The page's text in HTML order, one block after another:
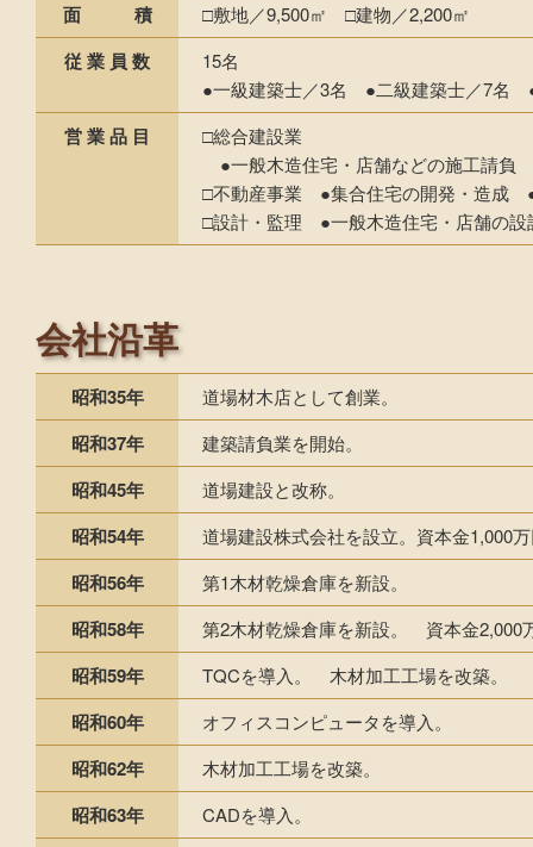
面 積 □敷地／9,500㎡ □建物／2,200㎡
従 業 員 数
15名
●一級建築士／3名 ●二級建築士／7名
営 業 品 目
□総合建設業
●一般木造住宅・店舗などの施工請負
□不動産事業 ●集合住宅の開発・造成
□設計・監理 ●一般木造住宅・店舗の設
会社沿革
昭和35年 道場材木店として創業。
昭和37年 建築請負業を開始。
昭和45年 道場建設と改称。
昭和54年 道場建設株式会社を設立。資本金1,000
昭和56年 第1木材乾燥倉庫を新設。
昭和58年 第2木材乾燥倉庫を新設。 資本金2,000
昭和59年 TQCを導入。 木材加工工場を改築。
昭和60年 オフィスコンピュータを導入。
昭和62年 木材加工工場を改築。
昭和63年 CADを導入。